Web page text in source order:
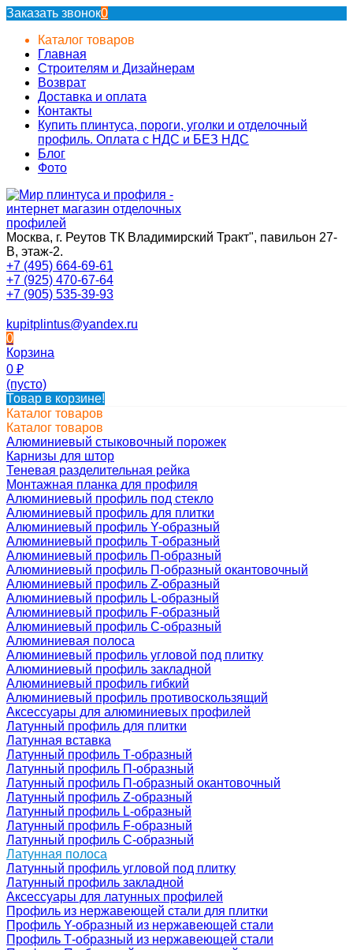
Заказать звонок0
Каталог товаров
Главная
Строителям и Дизайнерам
Возврат
Доставка и оплата
Контакты
Купить плинтуса, пороги, уголки и отделочный
профиль. Оплата с НДС и БЕЗ НДС
Блог
Фото
Москва, г. Реутов ТК Владимирский Тракт", павильон 27-
В, этаж-2.
+7 (495) 664-69-61
+7 (925) 470-67-64
+7 (905) 535-39-93
kupitplintus@yandex.ru
0
Корзина
0 ₽
(пусто)
Товар в корзине!
Каталог товаров
Каталог товаров
Алюминиевый стыковочный порожек
Карнизы для штор
Теневая разделительная рейка
Монтажная планка для профиля
Алюминиевый профиль под стекло
Алюминиевый профиль для плитки
Алюминиевый профиль Y-образный
Алюминиевый профиль Т-образный
Алюминиевый профиль П-образный
Алюминиевый профиль П-образный окантовочный
Алюминиевый профиль Z-образный
Алюминиевый профиль L-образный
Алюминиевый профиль F-образный
Алюминиевый профиль C-образный
Алюминиевая полоса
Алюминиевый профиль угловой под плитку
Алюминиевый профиль закладной
Алюминиевый профиль гибкий
Алюминиевый профиль противоскользящий
Аксессуары для алюминиевых профилей
Латунный профиль для плитки
Латунная вставка
Латунный профиль Т-образный
Латунный профиль П-образный
Латунный профиль П-образный окантовочный
Латунный профиль Z-образный
Латунный профиль L-образный
Латунный профиль F-образный
Латунный профиль C-образный
Латунная полоса
Латунный профиль угловой под плитку
Латунный профиль закладной
Аксессуары для латунных профилей
Профиль из нержавеющей стали для плитки
Профиль Y-образный из нержавеющей стали
Профиль Т-образный из нержавеющей стали